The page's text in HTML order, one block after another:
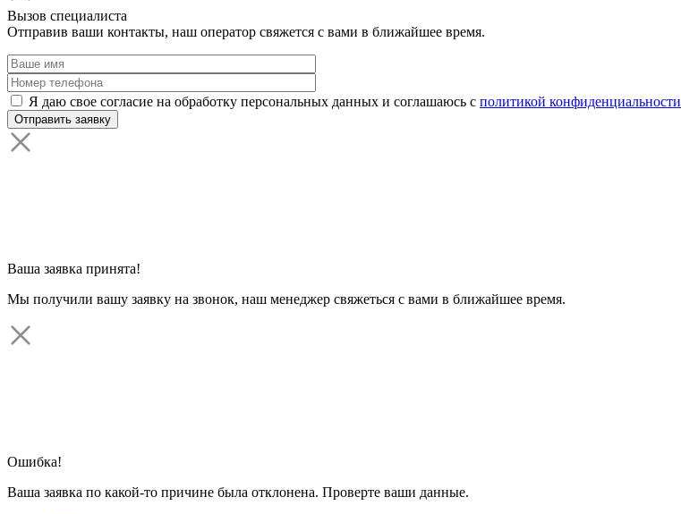
Вызов специалиста
Отправив ваши контакты, наш оператор свяжется с вами в ближайшее время.
Я даю свое согласие на обработку персональных данных и соглашаюсь с политикой конфиденциальности
Ваша заявка принята!
Мы получили вашу заявку на звонок, наш менеджер свяжеться с вами в ближайшее время.
Ошибка!
Ваша заявка по какой-то причине была отклонена. Проверте ваши данные.